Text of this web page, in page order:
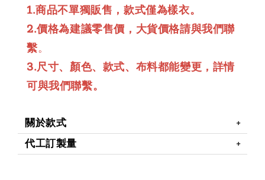
1.商品不單獨販售，款式僅為樣衣。
2.價格為建議零售價，大貨價格請與我們聯
繫。
3.尺寸、顏色、款式、布料都能變更，詳情
可與我們聯繫。
關於款式
代工訂製量